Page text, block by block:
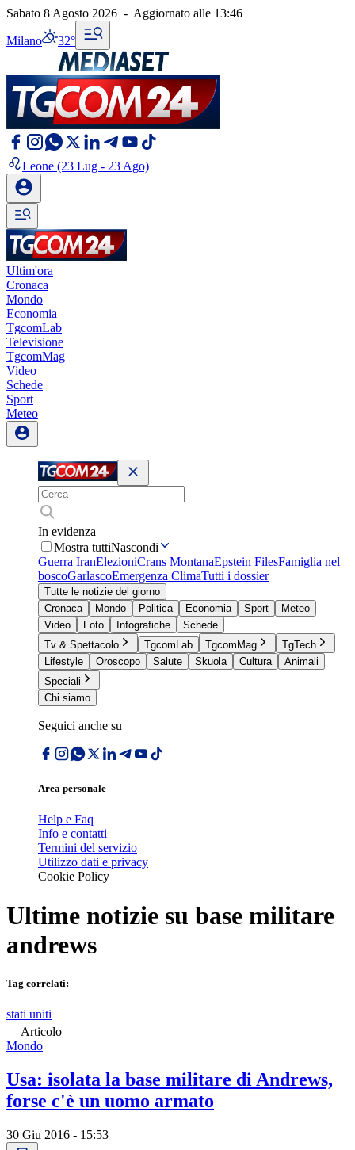
Sabato 8 Agosto 2026 - Aggiornato alle 13:46
Milano 32°
Leone (23 Lug - 23 Ago)
Ultim'ora
Cronaca
Mondo
Economia
TgcomLab
Televisione
TgcomMag
Video
Schede
Sport
Meteo
In evidenza
Mostra tuttiNascondi
Guerra IranElezioniCrans MontanaEpstein FilesFamiglia nel
boscoGarlascoEmergenza ClimaTutti i dossier
Tutte le notizie del giorno
Cronaca
Mondo Politica Economia Sport
Meteo
Video
Foto Infografiche
Schede
Tv & Spettacolo
TgcomLab TgcomMag
TgTech
Lifestyle
Oroscopo Salute Skuola Cultura
Animali
Speciali
Chi siamo
Seguici anche su
Area personale
Help e Faq
Info e contatti
Termini del servizio
Utilizzo dati e privacy
Cookie Policy
Ultime notizie su base militare
andrews
Tag correlati:
stati uniti
Articolo
Mondo
Usa: isolata la base militare di Andrews,
forse c'è un uomo armato
30 Giu 2016 - 15:53